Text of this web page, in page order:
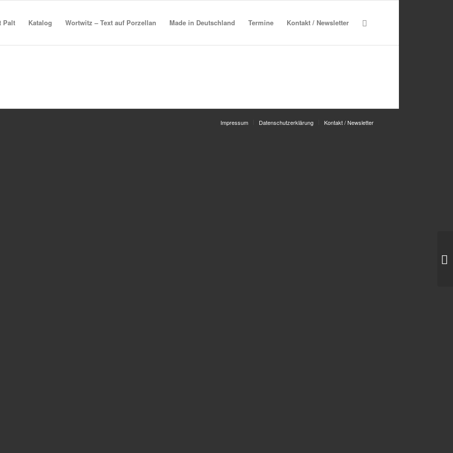
Palt Katalog Wortwitz – Text auf Porzellan Made in Deutschland Termine Kontakt / Newsletter
Impressum Datenschutzerklärung Kontakt / Newsletter